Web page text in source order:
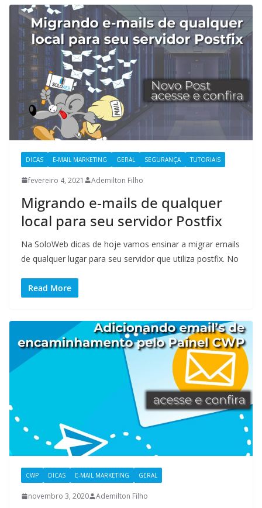
DICAS E-MAIL MARKETING GERAL SEGURANÇA TUTORIAIS
fevereiro 4, 2021 Ademilton Filho
Migrando e-mails de qualquer
local para seu servidor Postfix
Na SoloWeb dicas de hoje vamos ensinar a migrar emails
de qualquer lugar para seu servidor que utiliza postfix. No
Read More
CWP DICAS E-MAIL MARKETING GERAL
novembro 3, 2020 Ademilton Filho